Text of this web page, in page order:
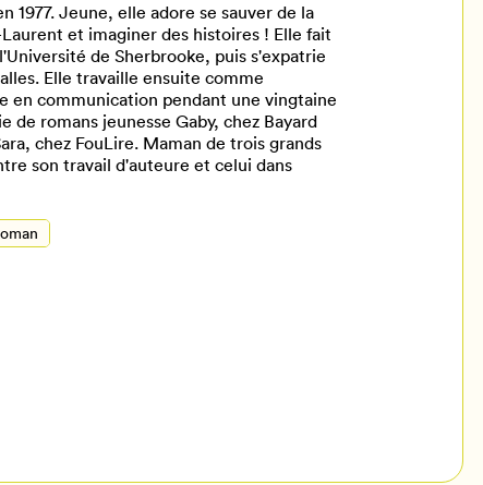
1977. Jeune, elle adore se sauver de la
et imaginer des histoires ! Elle fait
de Sherbrooke, puis s'expatrie
Elle travaille ensuite comme
en communication pendant une vingtaine
de romans jeunesse Gaby, chez Bayard
chez FouLire. Maman de trois grands
son travail d'auteure et celui dans